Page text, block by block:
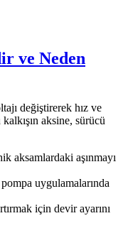
ve Neden
değiştirerek hız ve
aksine, sürücü
aksamlardaki aşınmayı
uygulamalarında
için devir ayarını